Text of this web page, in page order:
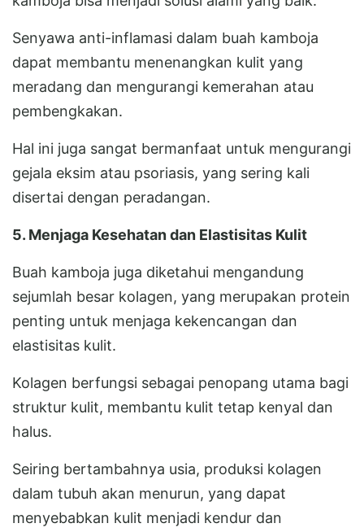
Senyawa anti-inflamasi dalam buah kamboja
dapat membantu menenangkan kulit yang
meradang dan mengurangi kemerahan atau
pembengkakan.
Hal ini juga sangat bermanfaat untuk mengurangi
gejala eksim atau psoriasis, yang sering kali
disertai dengan peradangan.
5. Menjaga Kesehatan dan Elastisitas Kulit
Buah kamboja juga diketahui mengandung
sejumlah besar kolagen, yang merupakan protein
penting untuk menjaga kekencangan dan
elastisitas kulit.
Kolagen berfungsi sebagai penopang utama bagi
struktur kulit, membantu kulit tetap kenyal dan
halus.
Seiring bertambahnya usia, produksi kolagen
dalam tubuh akan menurun, yang dapat
menyebabkan kulit menjadi kendur dan